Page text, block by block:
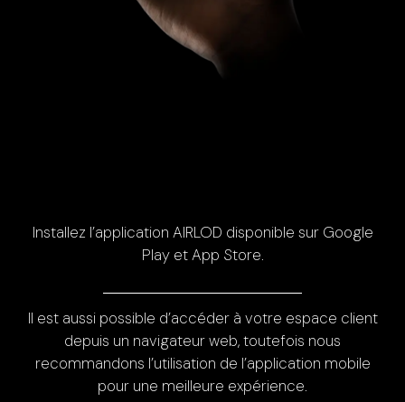
Installez l’application AIRLOD disponible sur Google
Play et App Store.
Il est aussi possible d’accéder à votre espace client
depuis un navigateur web, toutefois nous
recommandons l’utilisation de l’application mobile
pour une meilleure expérience.